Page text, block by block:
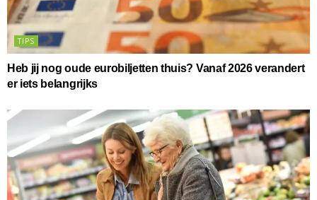
TIPS
Heb jij nog oude eurobiljetten thuis? Vanaf 2026 verandert
er iets belangrijks